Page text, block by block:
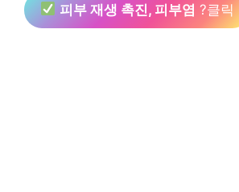
피부 재생 촉진, 피부염 ?클릭